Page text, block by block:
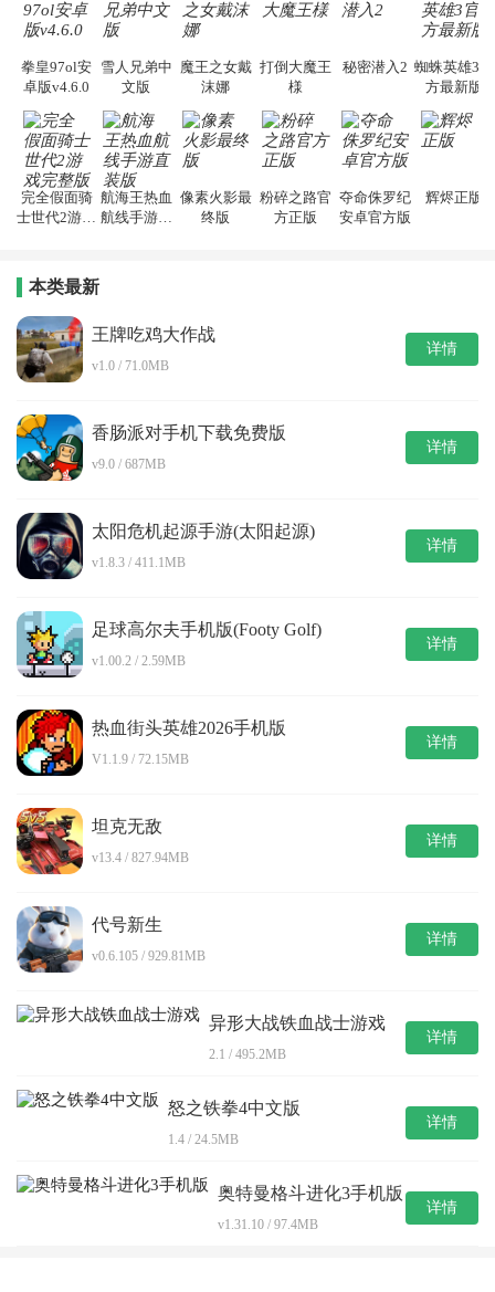
拳皇97ol安
卓版v4.6.0
雪人兄弟中
文版
魔王之女戴
沫娜
打倒大魔王
様
秘密潜入2 蜘蛛英雄3官
方最新版
完全假面骑
士世代2游戏
航海王热血
航线手游直
像素火影最
终版
粉碎之路官
方正版
夺命侏罗纪
安卓官方版
辉烬正版
本类最新
王牌吃鸡大作战
v1.0 / 71.0MB
详情
香肠派对手机下载免费版
v9.0 / 687MB
详情
太阳危机起源手游(太阳起源)
v1.8.3 / 411.1MB
详情
足球高尔夫手机版(Footy Golf)
v1.00.2 / 2.59MB
详情
热血街头英雄2026手机版
V1.1.9 / 72.15MB
详情
坦克无敌
v13.4 / 827.94MB
详情
代号新生
v0.6.105 / 929.81MB
详情
异形大战铁血战士游戏
2.1 / 495.2MB
详情
怒之铁拳4中文版
1.4 / 24.5MB
详情
奥特曼格斗进化3手机版
v1.31.10 / 97.4MB
详情